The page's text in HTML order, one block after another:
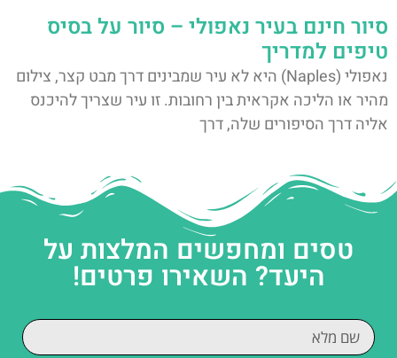
סיור חינם בעיר נאפולי – סיור על בסיס
טיפים למדריך
נאפולי (Naples) היא לא עיר שמבינים דרך מבט קצר, צילום
מהיר או הליכה אקראית בין רחובות. זו עיר שצריך להיכנס
אליה דרך הסיפורים שלה, דרך
טסים ומחפשים המלצות על
היעד? השאירו פרטים!